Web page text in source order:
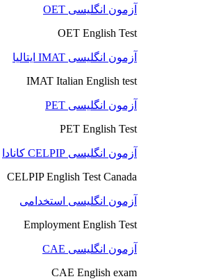
آزمون انگلیسی OET
OET English Test
آزمون انگلیسی IMAT ایتالیا
IMAT Italian English test
آزمون انگلیسی PET
PET English Test
آزمون انگلیسی CELPIP کانادا
CELPIP English Test Canada
آزمون انگلیسی استخدامی
Employment English Test
آزمون انگلیسی CAE
CAE English exam